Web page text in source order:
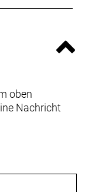
oben
Nachricht